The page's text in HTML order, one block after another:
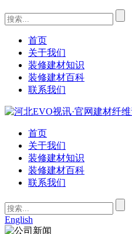
首页
关于我们
装修建材知识
装修建材百科
联系我们
首页
关于我们
装修建材知识
装修建材百科
联系我们
English